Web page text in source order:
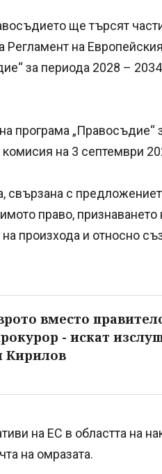
ще търсят
на
за периода 2028 –
програма „Правосъдие“
на 3 септември
с
право,
произхода и относно
вместо
- искат
Кирилов
на ЕС в областта на
на омразата.